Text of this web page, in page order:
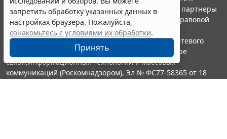
запретить обработку указанных данных в
настройках браузера. Пожалуйста,
ознакомьтесь с условиями их обработки.
Принять
выпускается с 1990 года. Компания "Гарант" и ее партнеры
являются участниками Российской ассоциации правовой
информации ГАРАНТ.
Портал ГАРАНТ.РУ зарегистрирован в качестве сетевого
издания Федеральной службой по надзору в сфере
связи,информационных технологий и массовых
коммуникаций (Роскомнадзором), Эл № ФС77-58365 от 18